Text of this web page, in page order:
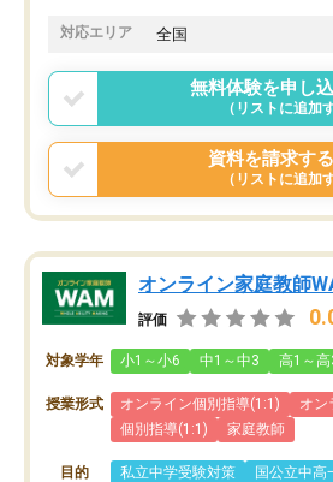
対応エリア 全国
無料体験を申し
（リストに追加
資料を請求する
（リストに追加
オンライン家庭教師
評価
対象学年 小1～小6 中1～中3 高1～高
授業形式 オンライン個別指導(1:1)
オン
個別指導(1:1)
家庭教師
目的 私立中学受験対策
国公立中高